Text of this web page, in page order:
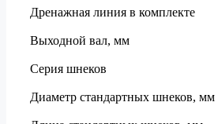
Дренажная линия в комплекте
Выходной вал, мм
Серия шнеков
Диаметр стандартных шнеков, мм